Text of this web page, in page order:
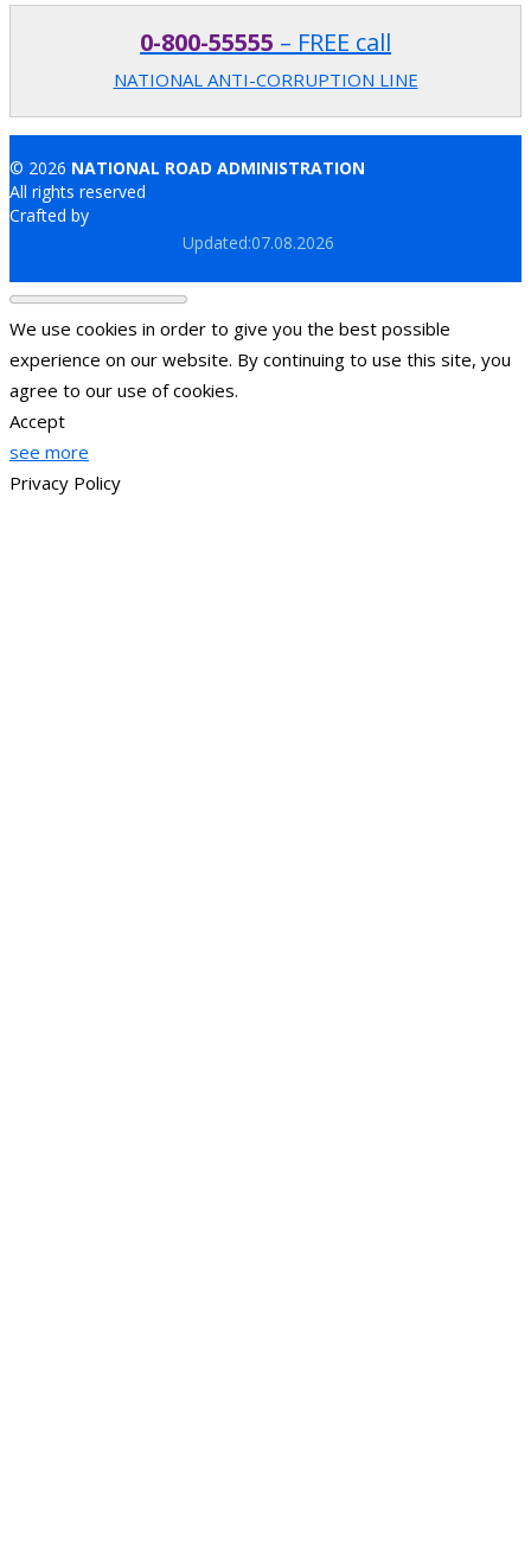
0-800-55555 – FREE call
NATIONAL ANTI-CORRUPTION LINE
© 2026 NATIONAL ROAD ADMINISTRATION
All rights reserved
Crafted by
Updated:07.08.2026
We use cookies in order to give you the best possible
experience on our website. By continuing to use this site, you
agree to our use of cookies.
Accept
see more
Privacy Policy